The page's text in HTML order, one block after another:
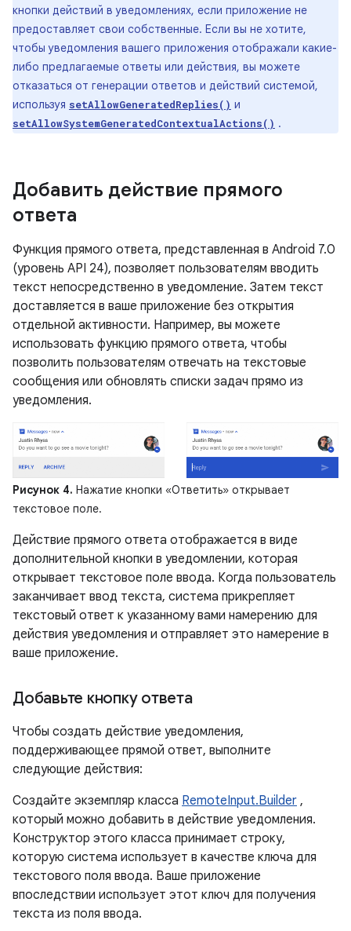
кнопки действий в уведомлениях, если приложение не
предоставляет свои собственные. Если вы не хотите,
чтобы уведомления вашего приложения отображали какие-
либо предлагаемые ответы или действия, вы можете
отказаться от генерации ответов и действий системой,
используя setAllowGeneratedReplies() и
setAllowSystemGeneratedContextualActions() .
Добавить действие прямого
ответа
Функция прямого ответа, представленная в Android 7.0
(уровень API 24), позволяет пользователям вводить
текст непосредственно в уведомление. Затем текст
доставляется в ваше приложение без открытия
отдельной активности. Например, вы можете
использовать функцию прямого ответа, чтобы
позволить пользователям отвечать на текстовые
сообщения или обновлять списки задач прямо из
уведомления.
Рисунок 4. Нажатие кнопки «Ответить» открывает
текстовое поле.
Действие прямого ответа отображается в виде
дополнительной кнопки в уведомлении, которая
открывает текстовое поле ввода. Когда пользователь
заканчивает ввод текста, система прикрепляет
текстовый ответ к указанному вами намерению для
действия уведомления и отправляет это намерение в
ваше приложение.
Добавьте кнопку ответа
Чтобы создать действие уведомления,
поддерживающее прямой ответ, выполните
следующие действия:
Создайте экземпляр класса RemoteInput.Builder ,
который можно добавить в действие уведомления.
Конструктор этого класса принимает строку,
которую система использует в качестве ключа для
текстового поля ввода. Ваше приложение
впоследствии использует этот ключ для получения
текста из поля ввода.